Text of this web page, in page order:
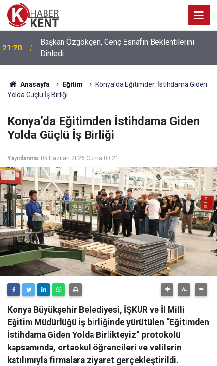
21:20
Başkan Özgökçen, Genç Esnafın Beklentilerini
Dinledi
Anasayfa Eğitim
Konya’da Eğitimden İstihdama Giden
Yolda Güçlü İş Birliği
Konya’da Eğitimden İstihdama Giden
Yolda Güçlü İş Birliği
Yayınlanma: 05 Haziran 2026 Cuma 00:21
Konya Büyükşehir Belediyesi, İŞKUR ve İl Milli
Eğitim Müdürlüğü iş birliğinde yürütülen “Eğitimden
İstihdama Giden Yolda Birlikteyiz” protokolü
kapsamında, ortaokul öğrencileri ve velilerin
katılımıyla firmalara ziyaret gerçekleştirildi.